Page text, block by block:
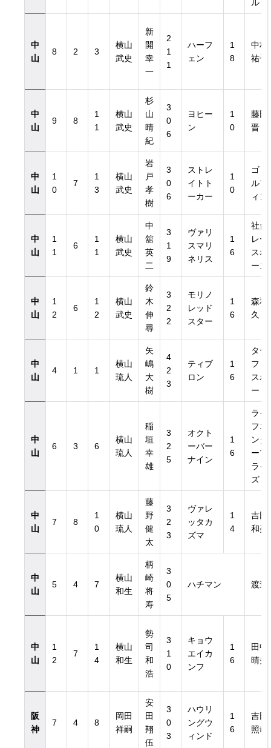
ル
中
山
8 2 3
横山
武史
新
開
幸
一
2
1
1
ハーフ
ェン
1
8
中村
祐子
中
山
9 8
1
1
横山
武史
杉
山
晴
紀
3
0
6
ヨヒー
ン
1
0
藤田
晋
中
山
1
0
7
1
3
横山
武史
岩
戸
孝
樹
3
0
6
ストレ
イトト
ーカー
1
0
ゴド
ルフ
ィン
中
山
1
1
6
1
1
横山
武史
中
舘
英
二
3
1
9
ヴァリ
スマリ
ネリス
1
6
社台
レー
スホ
ース
中
山
1
2
6
1
2
横山
武史
鈴
木
伸
尋
3
2
2
モリノ
レッド
スター
1
6
森和
久
中
山
4 1 1
横山
琉人
矢
嶋
大
樹
4
2
3
ティブ
ロン
1
6
ター
フ・
スポ
ート
中
山
6 3 6
横山
琉人
稲
垣
幸
雄
3
2
5
オクト
ーバー
ナイン
1
6
ライ
フエ
ンタ
ープ
ライ
ズ
中
山
7 8
1
0
横山
琉人
藤
野
健
太
3
2
3
ヴァレ
ッタカ
ズマ
1
4
吉田
和美
中
山
5 4 7
横山
和生
柄
崎
将
寿
3
0
5
ハチマン 渡邊
中
山
1
2
7
1
4
横山
和生
勢
司
和
浩
3
1
0
キョウ
エイカ
ンフ
1
6
田中
晴夫
阪
神
7 4 8
岡田
祥嗣
安
田
翔
伍
3
0
3
ハウリ
ングウ
ィンド
1
6
吉田
照哉